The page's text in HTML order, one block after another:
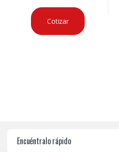
Cotizar
Encuéntralo rápido